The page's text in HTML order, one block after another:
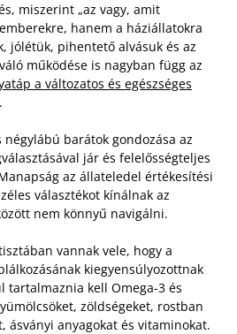
miszerint „az vagy, amit
hanem a háziállatokra
jólétük, pihentető alvásuk és az
működése is nagyban függ az
a változatos és egészséges
barátok gondozása az
jár és felelősségteljes
az állateledel értékesítési
választékot kínálnak az
nem könnyű navigálni.
vannak vele, hogy a
kiegyensúlyozottnak
tartalmaznia kell Omega-3 és
zöldségeket, rostban
ásványi anyagokat és vitaminokat.